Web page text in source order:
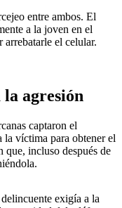
entre ambos. El
a la joven en el
arrebatarle el celular.
agresión
captaron el
la víctima para obtener el
que, incluso después de
exigía a la